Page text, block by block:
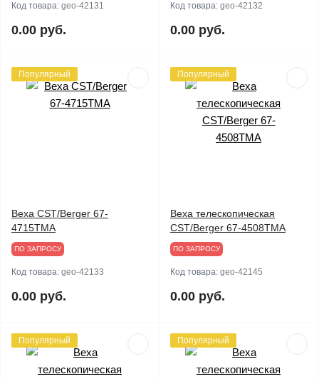
Код товара: geo-42131
0.00 руб.
Код товара: geo-42132
0.00 руб.
Популярный
Веха CST/Berger 67-
4715TMA
ПО ЗАПРОСУ
Код товара: geo-42133
0.00 руб.
Популярный
Веха телескопическая
CST/Berger 67-4508TMA
ПО ЗАПРОСУ
Код товара: geo-42145
0.00 руб.
Популярный Популярный